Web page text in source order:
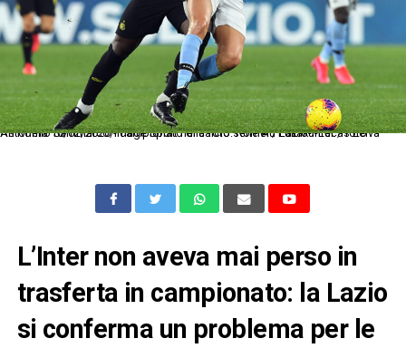
As Roma 16/02/2020 - campionato di calcio serie A / Lazio-Inter / foto Antonello Sammarco/Image Sport nella foto: Romelu Lukaku-Lucas Leiva
L’Inter non aveva mai perso in
trasferta in campionato: la Lazio
si conferma un problema per le